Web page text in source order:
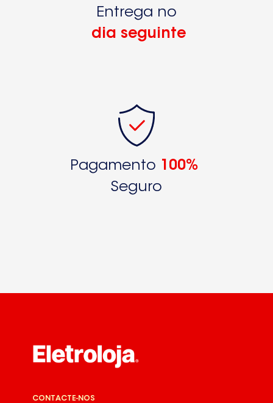
Entrega no
dia seguinte
Pagamento
100%
Seguro
CONTACTE-NOS